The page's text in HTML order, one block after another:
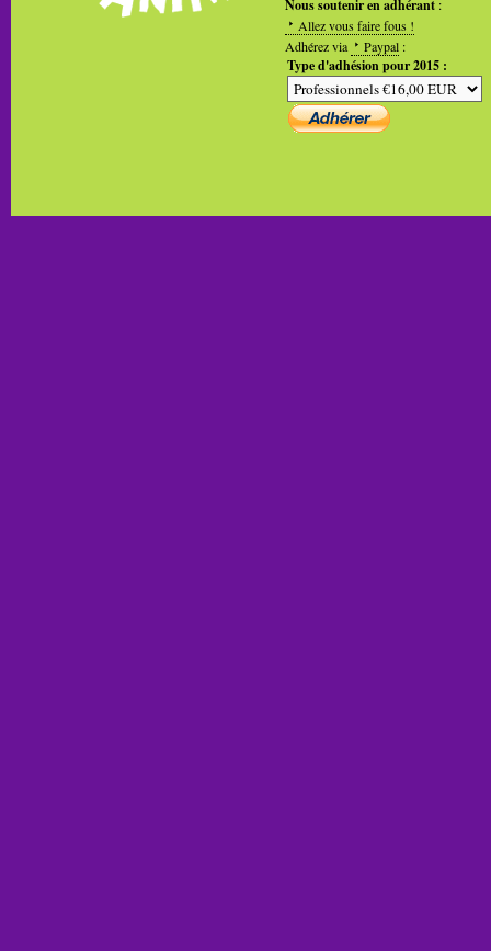
Nous soutenir en adhérant :
Allez vous faire fous !
Adhérez via
Paypal :
Type d'adhésion pour 2015 :